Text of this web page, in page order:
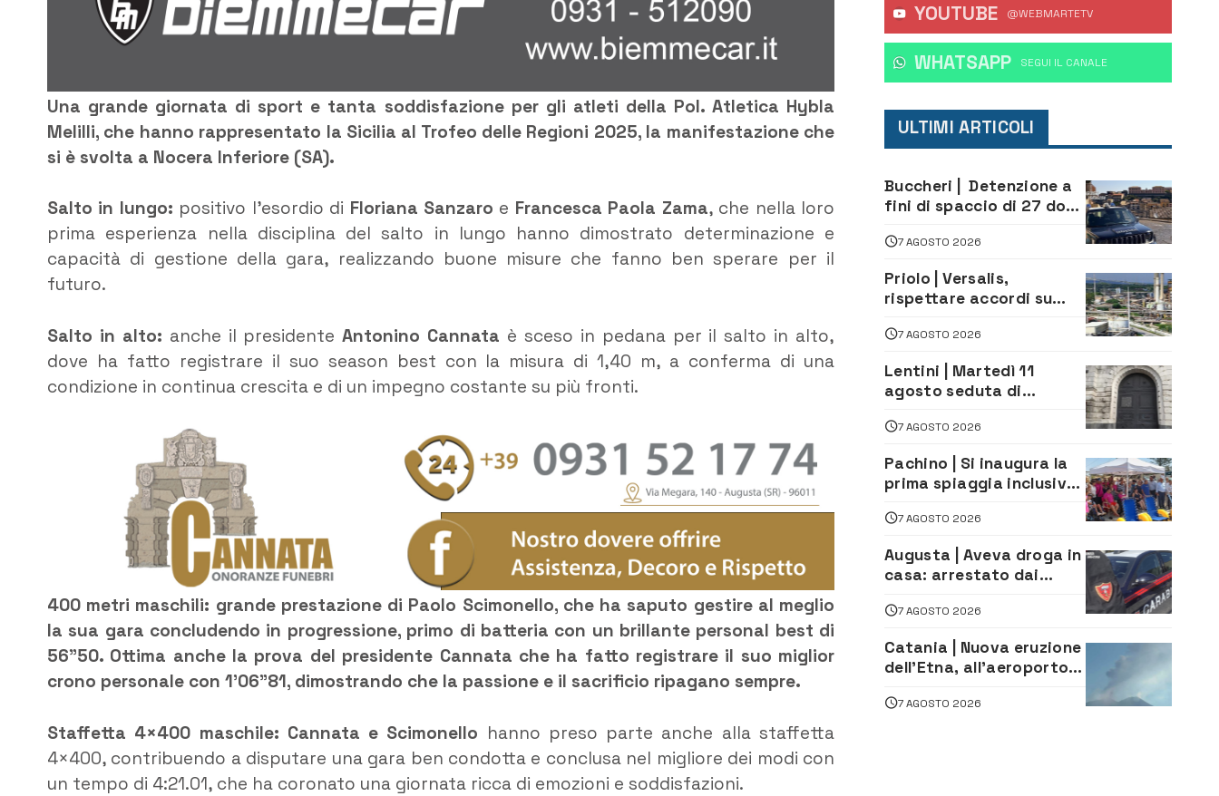
Una grande giornata di sport e tanta soddisfazione per gli atleti della Pol. Atletica Hybla
Melilli, che hanno rappresentato la Sicilia al Trofeo delle Regioni 2025, la manifestazione che
si è svolta a Nocera Inferiore (SA).
Salto in lungo: positivo l’esordio di Floriana Sanzaro e Francesca Paola Zama, che nella loro
prima esperienza nella disciplina del salto in lungo hanno dimostrato determinazione e
capacità di gestione della gara, realizzando buone misure che fanno ben sperare per il
futuro.
Salto in alto: anche il presidenteAntonino Cannata è sceso in pedana per il salto in alto,
dove ha fatto registrare il suo season best con la misura di 1,40 m, a conferma di una
condizione in continua crescita e di un impegno costante su più fronti.
400 metri maschili: grande prestazione di Paolo Scimonello, che ha saputo gestire al meglio
la sua gara concludendo in progressione, primo di batteria con un brillante personal best di
56”50. Ottima anche la prova del presidente Cannata che ha fatto registrare il suo miglior
crono personale con 1’06”81, dimostrando che la passione e il sacrificio ripagano sempre.
Staffetta 4×400 maschile: Cannata e Scimonello hanno preso parte anche alla staffetta
4×400, contribuendo a disputare una gara ben condotta e conclusa nel migliore dei modi con
un tempo di 4:21.01, che ha coronato una giornata ricca di emozioni e soddisfazioni.
YOUTUBE @WEBMARTETV
WHATSAPP ‎SEGUI IL CANALE
ULTIMI ARTICOLI
Buccheri | Detenzione a
fini di spaccio di 27 dosi
20enni
7 AGOSTO 2026
Priolo | Versalis,
rispettare accordi su
lavoro. Il sindaco scrive
alla società
7 AGOSTO 2026
Lentini | Martedì 11
agosto seduta di
7 AGOSTO 2026
Pachino | Si inaugura la
prima spiaggia inclusiva
assistenza e prevenzione
aperte a tutti
7 AGOSTO 2026
Augusta | Aveva droga in
casa: arrestato dai
7 AGOSTO 2026
Catania | Nuova eruzione
dell’Etna, all’aeroporto
dirottati
7 AGOSTO 2026